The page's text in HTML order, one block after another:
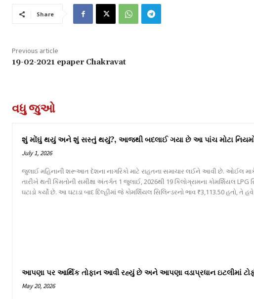
Share
Previous article
19-02-2021 epaper Chakravat
વધુ જુઓ
શું મોંઘું થયું અને શું સસ્તું થયું?, આજથી બદલાઈ ગયા છે આ પાંચ મોટા
July 1, 2026
જુલાઈ મહિનાની શરૂઆત દેશના નાગરિકો માટે રાહતના સમાચાર લઈને આવી છે. ઓઈલ
તારીખે થતી કિંમતોની સમીક્ષા અંતર્ગત 1 જુલાઈ, 2026થી 19 કિલોગ્રામના કોમર્શિયલ LPG
ઘટાડો કર્યો છે. આ ઘટાડા બાદ દિલ્હીમાં જે કોમર્શિયલ સિલિન્ડરનો ભાવ ₹3,113.50 હતો, તે
આપણા પર આર્થિક તોફાન આવી રહ્યું છે અને આપણા વડાપ્રધાન ઇટલીમાં
May 20, 2026